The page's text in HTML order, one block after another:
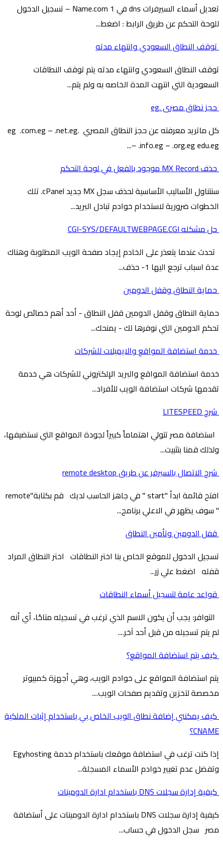
تعديل أسماء السيرفرات dns في Name.com 1 – تسجيل الدخول
للوحة التحكم عن طريق الرابط : اضغط...
توقف النطاق السعودي وانتهاء مدته
توقف النطاق السعودي وانتهاء مدته يتم توقف النطاقات
السعودية التي انتهت المدة الخاصه به ولم يتم...
حجز نطاق مصرى .eg
كل ماتريد معرفته عن حجز النطاق المصري .eg .com.eg – .net.eg
– .info.eg – .org.eg edu.eg...
حذف MX Record موجود بالفعل في لوحة التحكم
سنتناول الأساليب الأساسية لحذف سجل MX جديد cPanel. تلك
الخطوات ضرورية لاستخدام خوادم تبادل البريد...
حل مشكله CGI-SYS/DEFAULTWEBPAGE.CGI
تحدث عندما يتعذر على الخادم إيجاد صفحة الويب المطلوبة وهناك
عدة اسباب ترجع اليها 1- حذف...
حماية النطاق وقفل الدومين
حماية النطاق وقفل الدومين قفل النطاق - أحد أهم خصائص لوحة
تحكم الدومين التي نوفرها لك - يمنحك...
خدمة استضافة المواقع والايميلات للشركات
خدمة استضافة المواقع والبريد الإلكتروني للشركات هي خدمة
تقدمها شركات استضافة الويب للأفراد...
شرح LITESPEED
استضافة مصر تتولي اهتماماً كبيراً لجودة المواقع التي نستضيفها،
ولذلك قمنا بتثبيت...
شرح الاتصال بالسيرفر عن طريق remote desktop
افتح قائمة ابدأ "start " في جاهز الحاسب لديك قم بكتابة"remote
" سوف يظهر في الاعلي برنامج...
قفل الدومين وتأمين النطاق
تسجيل الدخول للموقع الخاص بنا اختر النطاقات اختر النطاق المراد
قفله اضغط علي زر...
قواعد عامة لتسجيل أسماء النطاقات
التوافر: يجب أن يكون الاسم الذي ترغب في تسجيله متاحًا، أي أنه
لم يتم تسجيله من قبل أحد آخر....
كيف يتم استضافة المواقع؟
يتم استضافة المواقع على خوادم الويب، وهي أجهزة كمبيوتر
مخصصة لتخزين وتقديم صفحات الويب....
كيف يمكنني إضافة نطاق الويب الخاص بي باستخدام إثبات الملكية
CNAME؟
إذا كنت ترغب في استضافة موقعك باستخدام خدمة Egyhosting
وتفضل عدم تغيير خوادم الأسماء المسجلة...
كيفية إدارة سجلات DNS باستخدام ادارة الدومينات
كيفية إدارة سجلات DNS باستخدام ادارة الدومينات على أستضافة
مصر سجل الدخول في حساب...